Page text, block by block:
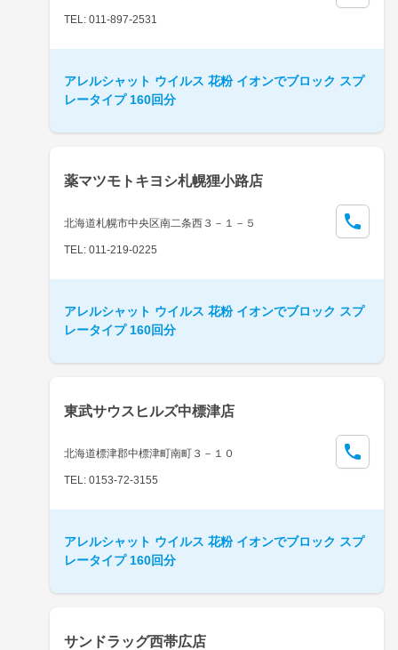
TEL: 011-897-2531
アレルシャット ウイルス 花粉 イオンでブロック スプ
レータイプ 160回分
薬マツモトキヨシ札幌狸小路店
北海道札幌市中央区南二条西３－１－５
TEL: 011-219-0225
アレルシャット ウイルス 花粉 イオンでブロック スプ
レータイプ 160回分
東武サウスヒルズ中標津店
北海道標津郡中標津町南町３－１０
TEL: 0153-72-3155
アレルシャット ウイルス 花粉 イオンでブロック スプ
レータイプ 160回分
サンドラッグ西帯広店